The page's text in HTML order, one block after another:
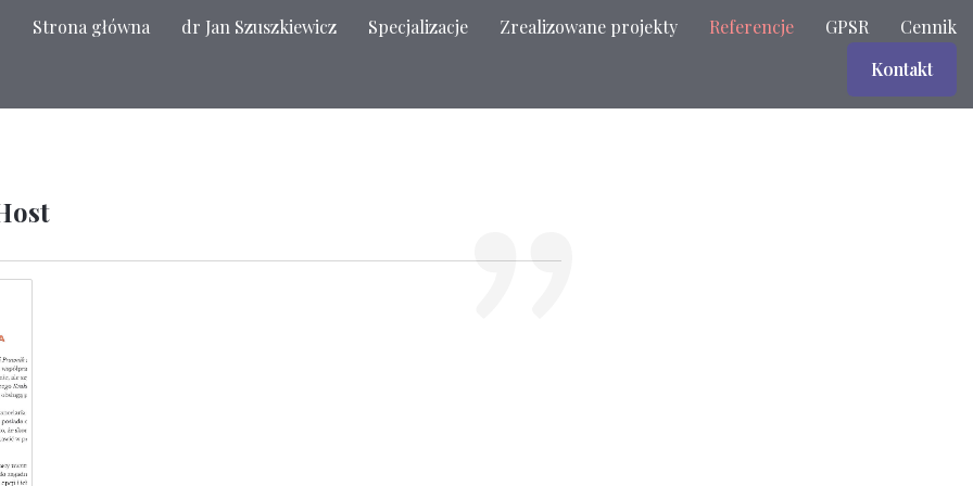
Strona główna dr Jan Szuszkiewicz Specjalizacje Zrealizowane projekty Referencje GPSR
Cennik
Kontakt